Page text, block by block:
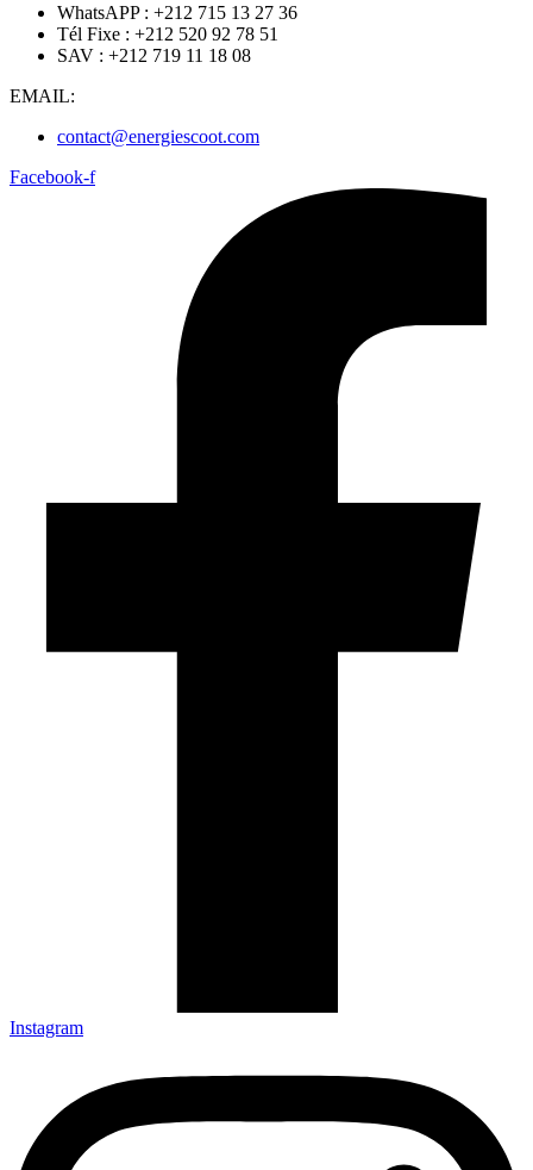
WhatsAPP : +212 715 13 27 36
Tél Fixe : +212 520 92 78 51
SAV : +212 719 11 18 08
EMAIL:
contact@energiescoot.com
Facebook-f
Instagram